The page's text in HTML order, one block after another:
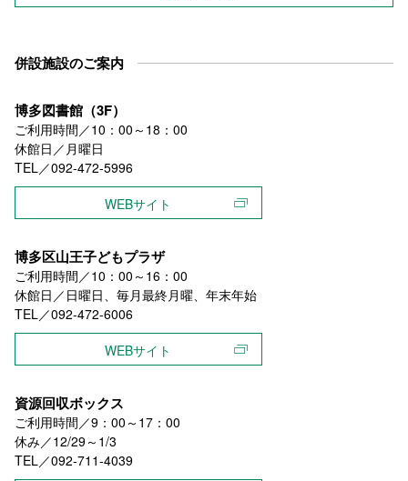
併設施設のご案内
博多図書館（3F）
ご利用時間／10：00～18：00
休館日／月曜日
TEL／092-472-5996
WEBサイト
博多区山王子どもプラザ
ご利用時間／10：00～16：00
休館日／日曜日、毎月最終月曜、年末年始
TEL／092-472-6006
WEBサイト
資源回収ボックス
ご利用時間／9：00～17：00
休み／12/29～1/3
TEL／092-711-4039